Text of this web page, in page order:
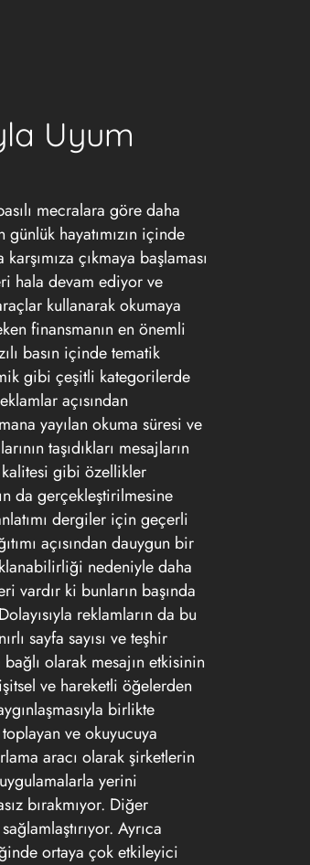
Uyum
mecralara göre daha
hayatımızın içinde
çıkmaya başlaması
hala devam ediyor ve
kullanarak okumaya
finansmanın en önemli
basın içinde tematik
gibi çeşitli kategorilerde
açısından
yayılan okuma süresi ve
taşıdıkları mesajların
kalitesi gibi özellikler
da gerçekleştirilmesine
dergiler için geçerli
açısından dauygun bir
nedeniyle daha
vardır ki bunların başında
reklamların da bu
sayfa sayısı ve teşhir
olarak mesajın etkisinin
ve hareketli öğelerden
birlikte
ve okuyucuya
aracı olarak şirketlerin
yerini
bırakmıyor. Diğer
Ayrıca
ortaya çok etkileyici